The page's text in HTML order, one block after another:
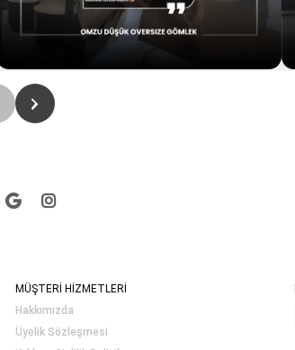
MÜŞTERİ HİZMETLERİ
Hakkımızda
Üyelik Sözleşmesi